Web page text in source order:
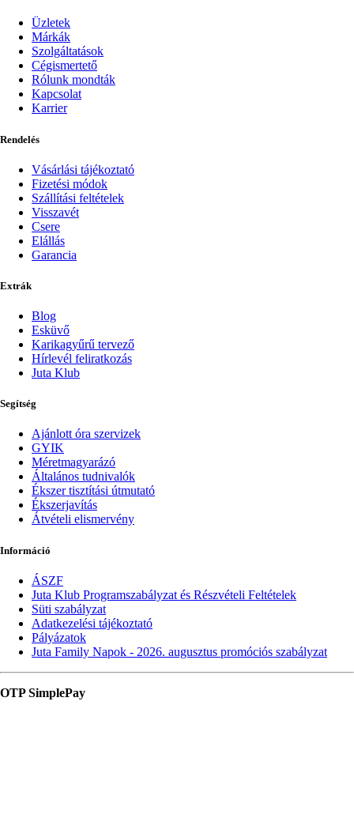
Üzletek
Márkák
Szolgáltatások
Cégismertető
Rólunk mondták
Kapcsolat
Karrier
Rendelés
Vásárlási tájékoztató
Fizetési módok
Szállítási feltételek
Visszavét
Csere
Elállás
Garancia
Extrák
Blog
Esküvő
Karikagyűrű tervező
Hírlevél feliratkozás
Juta Klub
Segítség
Ajánlott óra szervizek
GYIK
Méretmagyarázó
Általános tudnivalók
Ékszer tisztítási útmutató
Ékszerjavítás
Átvételi elismervény
Információ
ÁSZF
Juta Klub Programszabályzat és Részvételi Feltételek
Süti szabályzat
Adatkezelési tájékoztató
Pályázatok
Juta Family Napok - 2026. augusztus promóciós szabályzat
OTP SimplePay